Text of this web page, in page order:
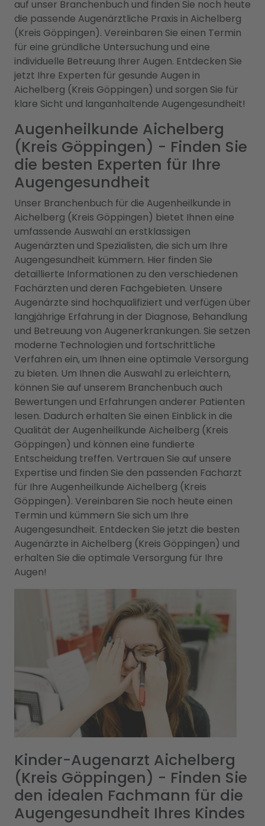
auf unser Branchenbuch und finden Sie noch heute
die passende Augenärztliche Praxis in Aichelberg
(Kreis Göppingen). Vereinbaren Sie einen Termin
für eine gründliche Untersuchung und eine
individuelle Betreuung Ihrer Augen. Entdecken Sie
jetzt Ihre Experten für gesunde Augen in
Aichelberg (Kreis Göppingen) und sorgen Sie für
klare Sicht und langanhaltende Augengesundheit!
Augenheilkunde Aichelberg
(Kreis Göppingen) - Finden Sie
die besten Experten für Ihre
Augengesundheit
Unser Branchenbuch für die Augenheilkunde in
Aichelberg (Kreis Göppingen) bietet Ihnen eine
umfassende Auswahl an erstklassigen
Augenärzten und Spezialisten, die sich um Ihre
Augengesundheit kümmern. Hier finden Sie
detaillierte Informationen zu den verschiedenen
Fachärzten und deren Fachgebieten. Unsere
Augenärzte sind hochqualifiziert und verfügen über
langjährige Erfahrung in der Diagnose, Behandlung
und Betreuung von Augenerkrankungen. Sie setzen
moderne Technologien und fortschrittliche
Verfahren ein, um Ihnen eine optimale Versorgung
zu bieten. Um Ihnen die Auswahl zu erleichtern,
können Sie auf unserem Branchenbuch auch
Bewertungen und Erfahrungen anderer Patienten
lesen. Dadurch erhalten Sie einen Einblick in die
Qualität der Augenheilkunde Aichelberg (Kreis
Göppingen) und können eine fundierte
Entscheidung treffen. Vertrauen Sie auf unsere
Expertise und finden Sie den passenden Facharzt
für Ihre Augenheilkunde Aichelberg (Kreis
Göppingen). Vereinbaren Sie noch heute einen
Termin und kümmern Sie sich um Ihre
Augengesundheit. Entdecken Sie jetzt die besten
Augenärzte in Aichelberg (Kreis Göppingen) und
erhalten Sie die optimale Versorgung für Ihre
Augen!
Kinder-Augenarzt Aichelberg
(Kreis Göppingen) - Finden Sie
den idealen Fachmann für die
Augengesundheit Ihres Kindes